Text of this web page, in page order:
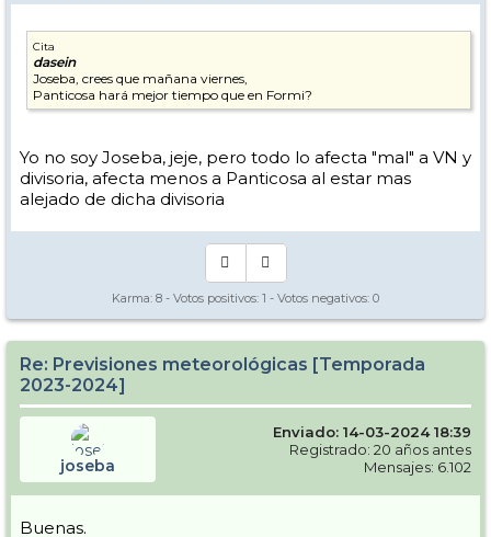
Cita
dasein
Joseba, crees que mañana viernes,
Panticosa hará mejor tiempo que en Formi?
Yo no soy Joseba, jeje, pero todo lo afecta "mal" a VN y
divisoria, afecta menos a Panticosa al estar mas
alejado de dicha divisoria
Karma: 8 - Votos positivos: 1 - Votos negativos: 0
Re: Previsiones meteorológicas [Temporada
2023-2024]
joseba
Enviado: 14-03-2024 18:39
Registrado: 20 años antes
Mensajes: 6.102
Buenas.